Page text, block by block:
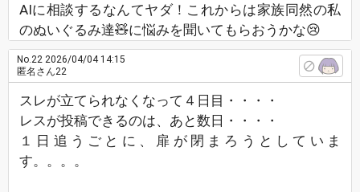
AIに相談するなんてヤダ！これからは家族同然の私
のぬいぐるみ達🧸に悩みを聞いてもらおうかな😢
No.22 2026/04/04 14:15
匿名さん22
スレが立てられなくなって４日目・・・・
レスが投稿できるのは、あと数日・・・・
１日追うごとに、扉が閉まろうとしていま
す。。。。